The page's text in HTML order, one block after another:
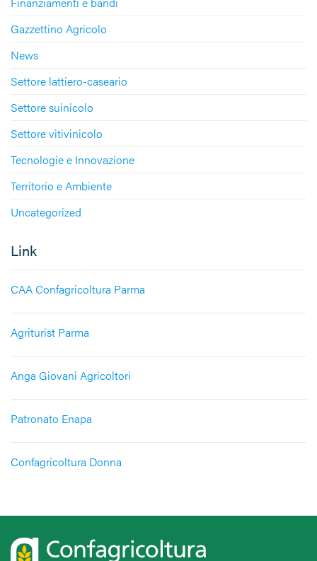
Gazzettino Agricolo
News
Settore lattiero-caseario
Settore suinicolo
Settore vitivinicolo
Tecnologie e Innovazione
Territorio e Ambiente
Uncategorized
Link
CAA Confagricoltura Parma
Agriturist Parma
Anga Giovani Agricoltori
Patronato Enapa
Confagricoltura Donna